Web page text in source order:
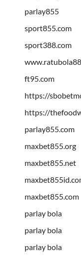
parlay855
sport855.com
sport388.com
ft95.com
https://
https://
parlay855.com
maxbet855.org
maxbet855.net
maxbet855.com
parlay bola
parlay bola
parlay bola